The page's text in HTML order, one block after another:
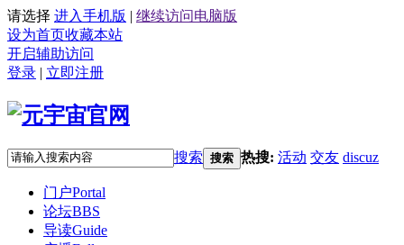
请选择 进入手机版 | 继续访问电脑版
设为首页收藏本站
开启辅助访问
登录 | 立即注册
搜索 搜索 热搜: 活动 交友 discuz
门户Portal
论坛BBS
导读Guide